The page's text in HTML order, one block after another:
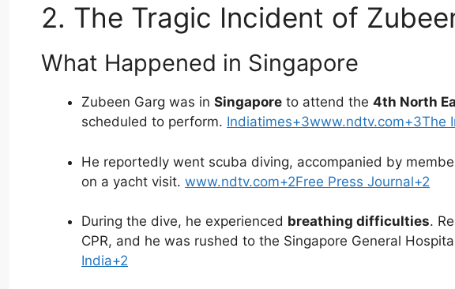
2. The Tragic Incident of
What Happened in Singapore
Zubeen Garg was in Singapore to attend the 4th North
scheduled to perform. Indiatimes+3www.ndtv.com+3The
He reportedly went scuba diving, accompanied by
on a yacht visit. www.ndtv.com+2Free Press Journal+2
During the dive, he experienced breathing difficulties.
CPR, and he was rushed to the Singapore General
India+2